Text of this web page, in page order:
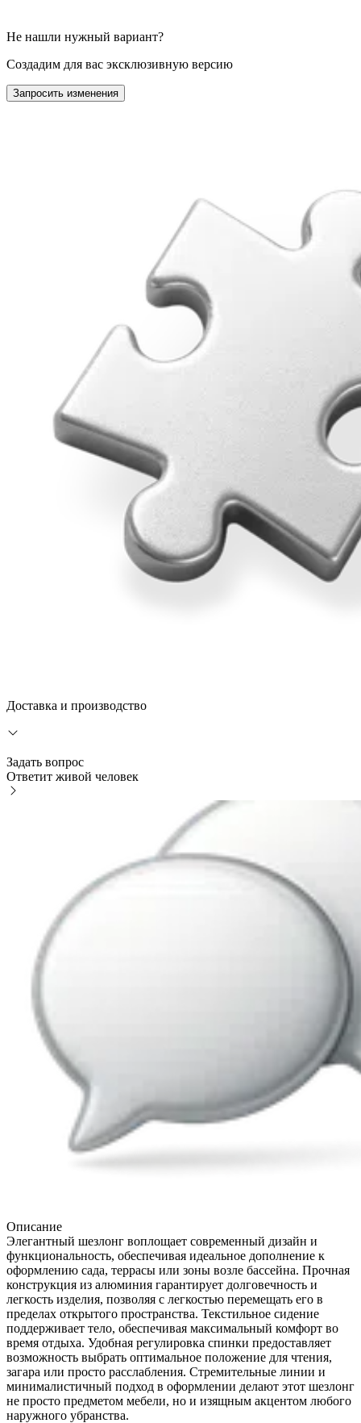
Не нашли нужный вариант?
Создадим для вас эксклюзивную версию
Запросить изменения
Доставка и производство
Задать вопрос
Ответит живой человек
Описание
Элегантный шезлонг воплощает современный дизайн и
функциональность, обеспечивая идеальное дополнение к
оформлению сада, террасы или зоны возле бассейна. Прочная
конструкция из алюминия гарантирует долговечность и
легкость изделия, позволяя с легкостью перемещать его в
пределах открытого пространства. Текстильное сидение
поддерживает тело, обеспечивая максимальный комфорт во
время отдыха. Удобная регулировка спинки предоставляет
возможность выбрать оптимальное положение для чтения,
загара или просто расслабления. Стремительные линии и
минималистичный подход в оформлении делают этот шезлонг
не просто предметом мебели, но и изящным акцентом любого
наружного убранства.